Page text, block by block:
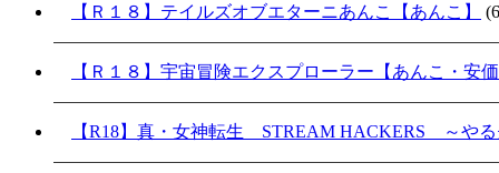
【Ｒ１８】テイルズオブエターニあんこ【あんこ】
【Ｒ１８】宇宙冒険エクスプローラー【あんこ・安
【R18】真・女神転生 STREAM HACKERS ～や